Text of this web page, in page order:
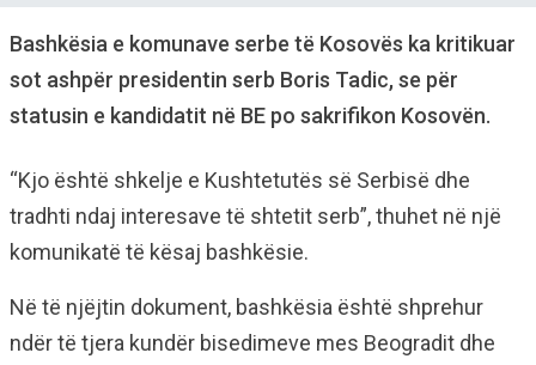
Bashkësia e komunave serbe të Kosovës ka kritikuar
sot ashpër presidentin serb Boris Tadic, se për
statusin e kandidatit në BE po sakrifikon Kosovën.
“Kjo është shkelje e Kushtetutës së Serbisë dhe
tradhti ndaj interesave të shtetit serb”, thuhet në një
komunikatë të kësaj bashkësie.
Në të njëjtin dokument, bashkësia është shprehur
ndër të tjera kundër bisedimeve mes Beogradit dhe